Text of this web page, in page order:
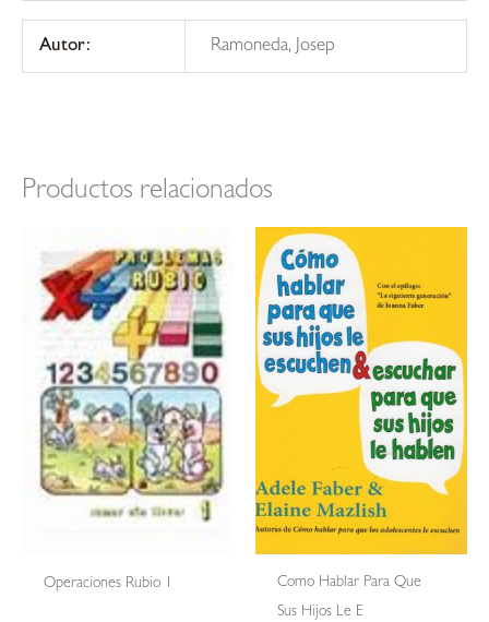
Autor: Ramoneda, Josep
Productos relacionados
Operaciones Rubio 1
Como Hablar Para Que
Sus Hijos Le E